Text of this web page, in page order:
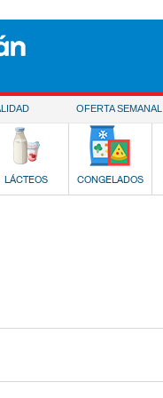
OFERTA SEMANAL
LÁCTEOS CONGELADOS